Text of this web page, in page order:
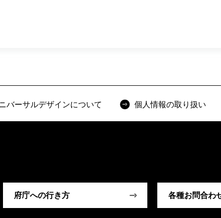
バーサルデザインについて 個人情報の取り扱い
府庁への行き方 各種お問合わ